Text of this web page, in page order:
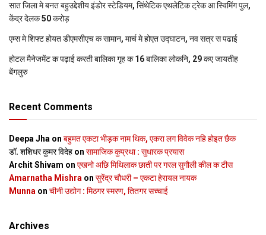
सात जिला मे बनत बहुउद्देशीय इंडोर स्‍टेडि‍यम, सिंथेटिक एथलेटिक ट्रेक आ स्विमिंग पुल,
केंद्र देलक 50 करोड़
एम्स मे शिफ्ट होयत डीएमसीएच क सामान, मार्च मे होएत उद्घाटन, नव सत्र स पढाई
होटल मैनेजमेंट क पढ़ाई करती बालिका गृह क 16 बालिका लोकनि, 29 कए जायतीह
बेंगलुरु
Recent Comments
Deepa Jha on बहुमत एकटा भीड़क नाम थिक, एकरा लग विवेक नहि होइत छैक
डॉ. शशिधर कुमर विदेह on सामाजिक कुप्रथा : सुधारक प्रयास
Archit Shivam on एखनो अछि मिथिलाक छाती पर गरल सुगौली कील क टीस
Amarnatha Mishra on सुरेंद्र चौधरी – एकटा हेरायल नायक
Munna on चीनी उद्योग : मिठगर स्‍मरण, तितगर सच्‍चाई
Archives